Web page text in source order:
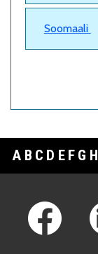
Soomaali
A B C D E F G H